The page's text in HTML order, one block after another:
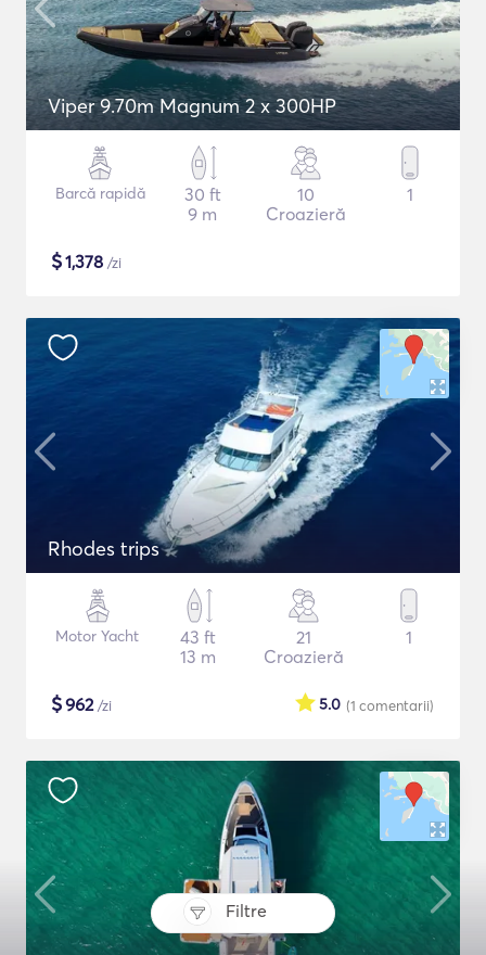
Filtre
Viper 9.70m Magnum 2 x 300HP
Barcă rapidă
30 ft
9 m
10
Croazieră
1
$1,378 /zi
Rhodes trips
Motor Yacht
43 ft
13 m
21
Croazieră
1
$962/zi (1 comentarii)
5.0